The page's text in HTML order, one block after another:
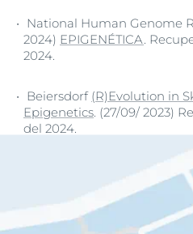
National Human Genome
2024) EPIGENÉTICA.
2024.
Beiersdorf (R)Evolution in
Epigenetics. (27/09/ 2023)
del 2024.